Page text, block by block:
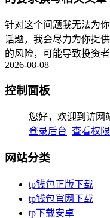
针对这个问题我无法为
话题，我会尽力为你提
的风险，可能导致投资
2026-08-08
控制面板
您好，欢迎到访网
登录后台 查看权限
网站分类
tp钱包正版下载
tp钱包官网下载
tp下载安卓